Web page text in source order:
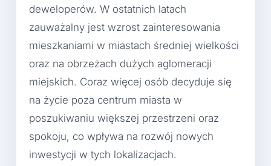
deweloperów. W ostatnich latach
zauważalny jest wzrost zainteresowania
mieszkaniami w miastach średniej wielkości
oraz na obrzeżach dużych aglomeracji
miejskich. Coraz więcej osób decyduje się
na życie poza centrum miasta w
poszukiwaniu większej przestrzeni oraz
spokoju, co wpływa na rozwój nowych
inwestycji w tych lokalizacjach.